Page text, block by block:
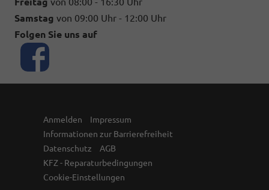
Samstag von 09:00 Uhr - 12:00 Uhr
Folgen Sie uns auf
Anmelden
Impressum
Informationen zur Barrierefreiheit
Datenschutz
AGB
KFZ - Reparaturbedingungen
Cookie-Einstellungen